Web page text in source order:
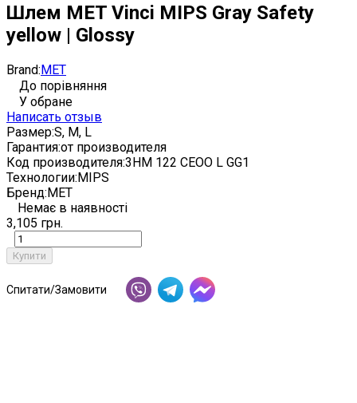
Шлем MET Vinci MIPS Gray Safety
yellow | Glossy
Brand:MET
До порівняння
У обране
Написать отзыв
Размер:S, M, L
Гарантия:от производителя
Код производителя:3HM 122 CEOO L GG1
Технологии:MIPS
Бренд:MET
Немає в наявності
3,105 грн.
Купити
Спитати/Замовити